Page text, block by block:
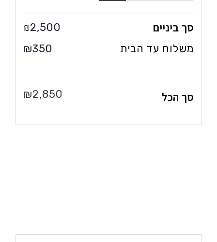
סך ביניים 2,500
₪
משלוח עד הבית 350
₪
סך הכל 2,850
₪